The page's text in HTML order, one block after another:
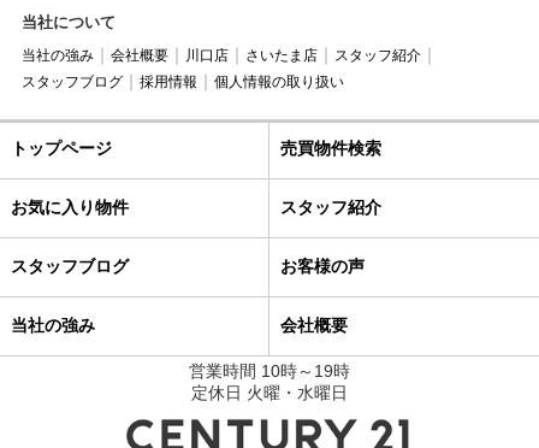
当社について
当社の強み 会社概要 川口店 さいたま店
スタッフ紹介
スタッフブログ
採用情報 個人情報の取り扱い
トップページ 売買物件検索
お気に入り物件 スタッフ紹介
スタッフブログ お客様の声
当社の強み 会社概要
営業時間 10時～19時
定休日 火曜・水曜日